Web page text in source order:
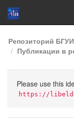
Skip
navigation
Репозиторий
Публикации в
Please use this
https://